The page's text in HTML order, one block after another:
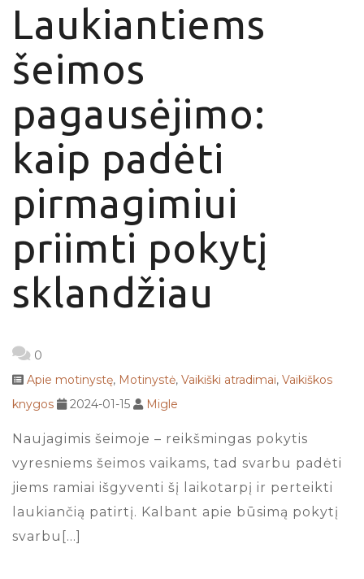
Laukiantiems
šeimos
pagausėjimo:
kaip padėti
pirmagimiui
priimti pokytį
sklandžiau
0
Apie motinystę, Motinystė, Vaikiški atradimai, Vaikiškos
knygos
2024-01-15 Migle
Naujagimis šeimoje – reikšmingas pokytis
vyresniems šeimos vaikams, tad svarbu padėti
jiems ramiai išgyventi šį laikotarpį ir perteikti
laukiančią patirtį. Kalbant apie būsimą pokytį
svarbu[…]